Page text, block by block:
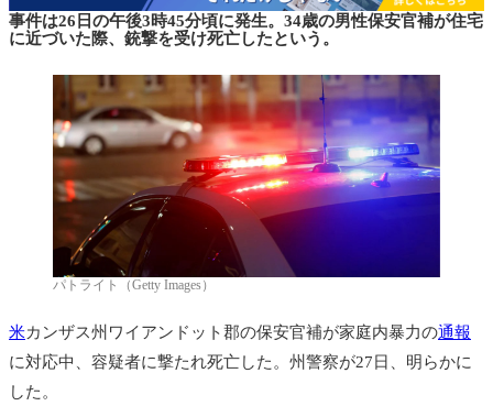
事件は26日の午後3時45分頃に発生。34歳の男性保安官補が住宅
に近づいた際、銃撃を受け死亡したという。
パトライト（Getty Images）
米カンザス州ワイアンドット郡の保安官補が家庭内暴力の通報
に対応中、容疑者に撃たれ死亡した。州警察が27日、明らかに
した。